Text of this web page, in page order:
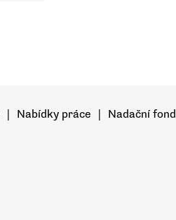
| Nabídky práce | Nadační fond